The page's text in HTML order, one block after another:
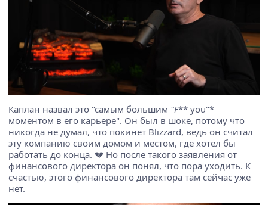
Каплан назвал это "самым большим "F** you"*
моментом в его карьере". Он был в шоке, потому что
никогда не думал, что покинет Blizzard, ведь он считал
эту компанию своим домом и местом, где хотел бы
работать до конца. 💔 Но после такого заявления от
финансового директора он понял, что пора уходить. К
счастью, этого финансового директора там сейчас уже
нет.